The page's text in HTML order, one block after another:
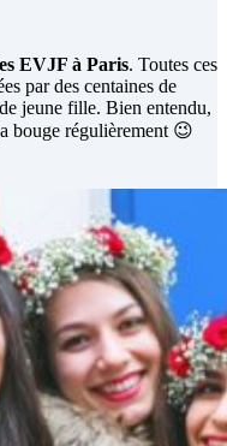
EVJF à Paris. Toutes ces
par des centaines de
jeune fille. Bien entendu,
bouge régulièrement 😉